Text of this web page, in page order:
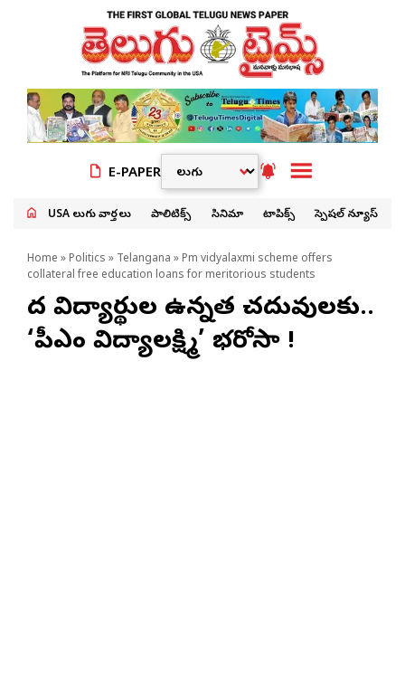
E-PAPER
USA తెలుగు వార్తలు పాలిటిక్స్ సినిమా టాపిక్స్ స్పెషల్ న్యూస్
Home » Politics » Telangana » Pm vidyalaxmi scheme offers
collateral free education loans for meritorious students
పేద విద్యార్థుల ఉన్నత చదువులకు..
‘పీఎం విద్యాలక్ష్మి’ భరోసా !